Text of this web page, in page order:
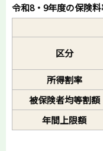
令和8・9年度の保険料
区分
所得割率
被保険者均等割額
年間上限額